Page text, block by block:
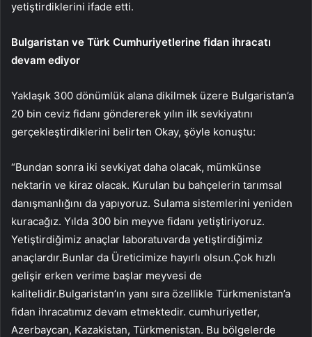
yetiştirdiklerini ifade etti.
Bulgaristan ve Türk Cumhuriyetlerine fidan ihracatı
devam ediyor
Yaklaşık 300 dönümlük alana dikilmek üzere Bulgaristan’a
20 bin ceviz fidanı göndererek yılın ilk sevkiyatını
gerçekleştirdiklerini belirten Okay, şöyle konuştu:
“Bundan sonra iki sevkiyat daha olacak, mümkünse
nektarin ve kiraz olacak. Kurulan bu bahçelerin tarımsal
danışmanlığını da yapıyoruz. Sulama sistemlerini yeniden
kuracağız. Yılda 300 bin meyve fidanı yetiştiriyoruz.
Yetiştirdiğimiz anaçlar laboratuvarda yetiştirdiğimiz
anaçlardır.Bunlar da Üreticimize hayırlı olsun.Çok hızlı
gelişir erken verime başlar meyvesi de
kalitelidir.Bulgaristan’ın yanı sıra özellikle Türkmenistan’a
fidan ihracatımız devam etmektedir. cumhuriyetler,
Azerbaycan, Kazakistan, Türkmenistan. Bu bölgelerde